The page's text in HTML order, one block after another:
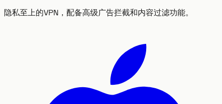
隐私至上的VPN，配备高级广告拦截和内容过滤功能。